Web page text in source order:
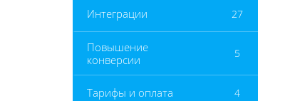
Интеграции 27
Повышение
конверсии
5
Тарифы и оплата 4